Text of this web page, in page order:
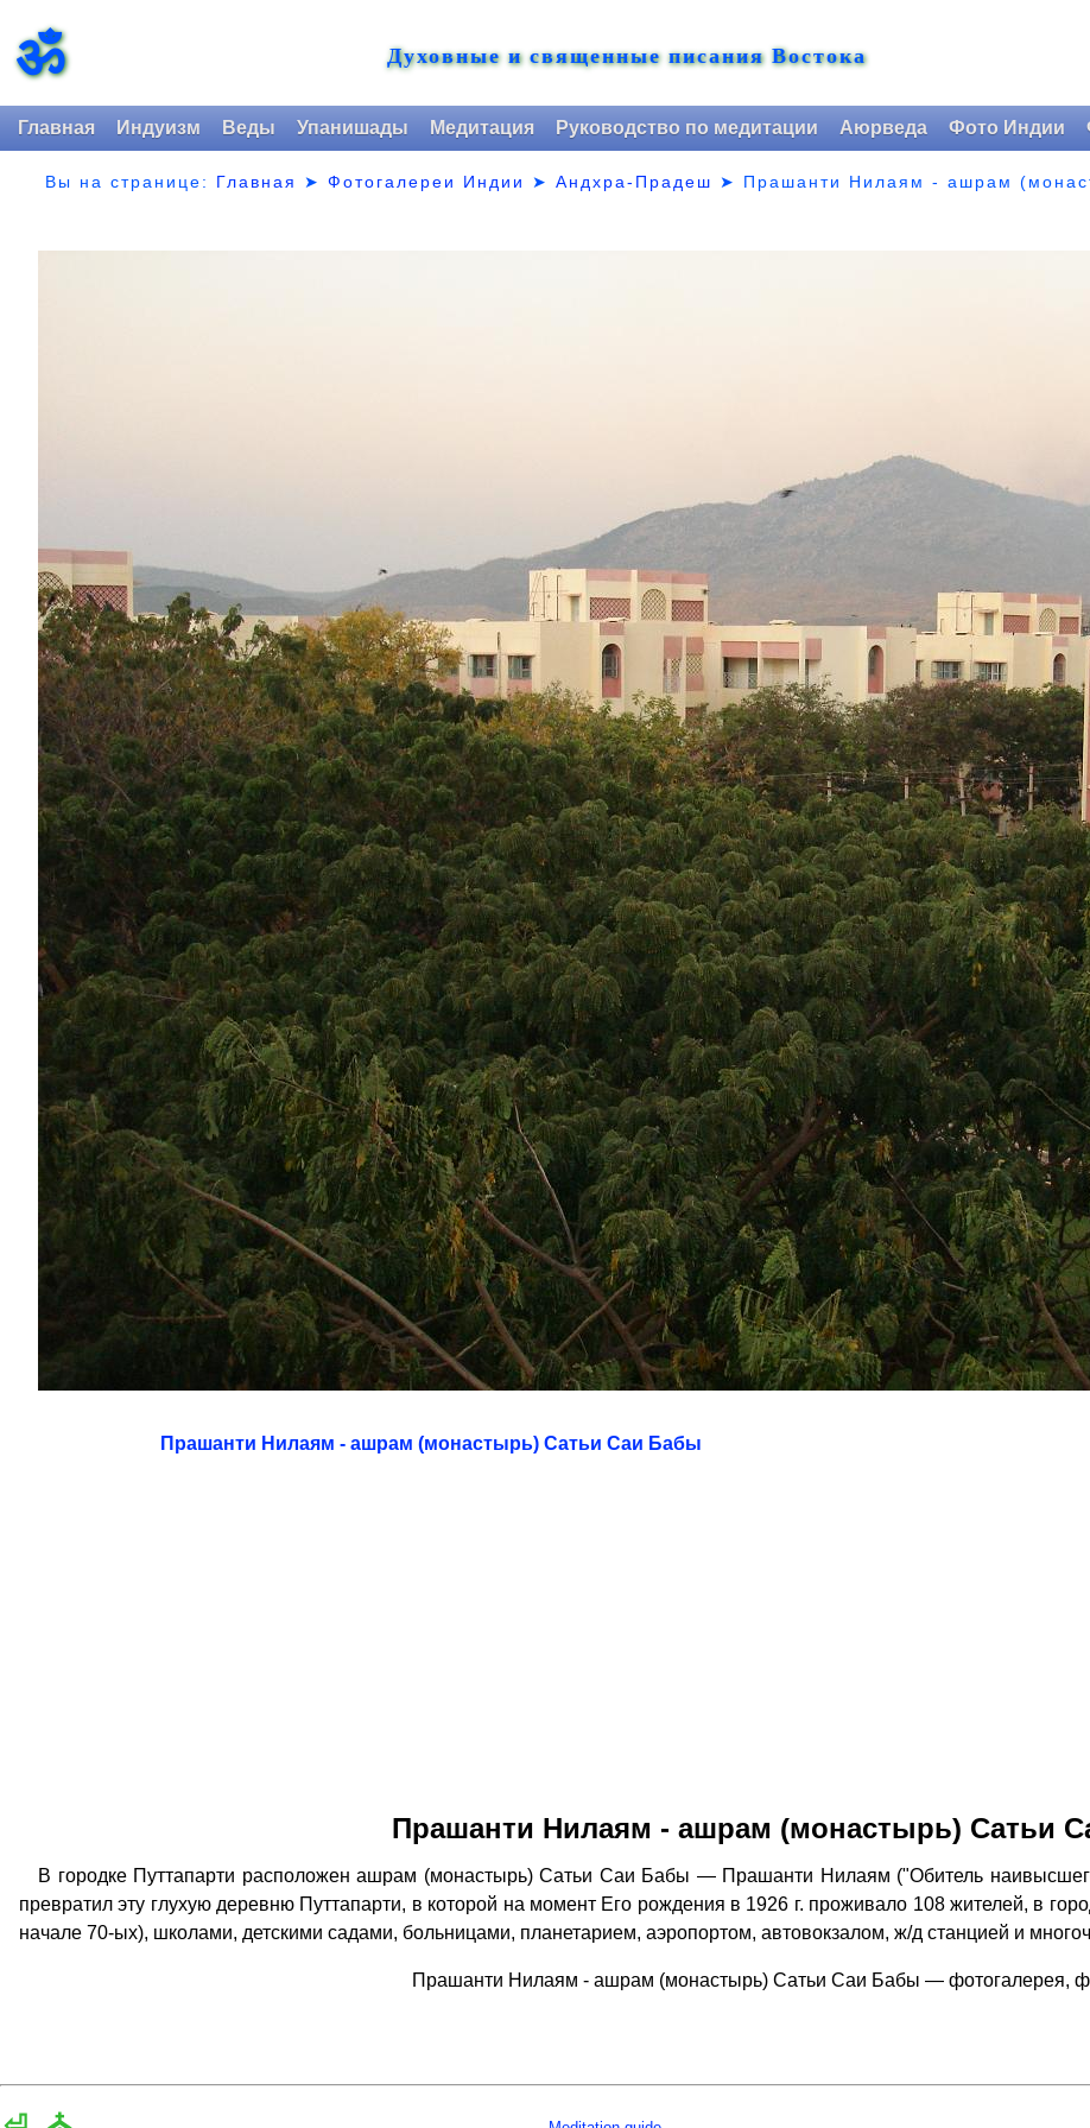
ॐ Духовные и священные писания Востока
Главная Индуизм Веды Упанишады Медитация Руководство по медитации Аюрведа Фото Индии
Вы на странице: Главная ➤Фотогалереи Индии ➤Андхра-Прадеш ➤ Прашанти Нилаям - ашрам
Прашанти Нилаям - ашрам (монастырь) Сатьи Саи Бабы
Прашанти Нилаям - ашрам (монастырь) Сатьи
В городке Путтапарти расположен ашрам (монастырь) Сатьи Саи Бабы — Прашанти Нилаям ("Обитель
превратил эту глухую деревню Путтапарти, в которой на момент Его рождения в 1926 г. проживало 108 жителей, в
начале 70-ых), школами, детскими садами, больницами, планетарием, аэропортом, автовокзалом, ж/д станцией и
Прашанти Нилаям - ашрам (монастырь) Сатьи Саи Бабы — фотогалерея,